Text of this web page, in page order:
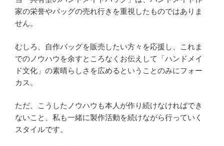
家の栄誉やバッグの売れ行きを重視したものではありま
せん。
むしろ、自作バッグを販売したい方々を応援し、これま
でのノウハウを余すところなくお伝えして「ハンドメイ
ド文化」の素晴らしさを広めるということのみにフォー
カス。
ただ、こうしたノウハウも本人が作り続けなければでき
ないこと、私も一緒に製作活動を続けながら行っていく
スタイルです。